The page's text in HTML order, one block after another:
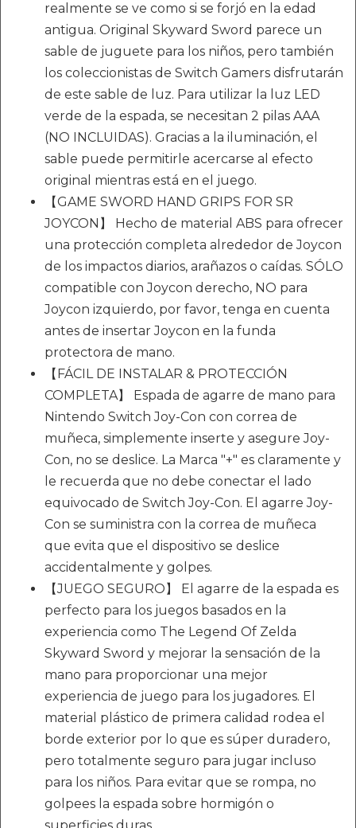
realmente se ve como si se forjó en la edad
antigua. Original Skyward Sword parece un
sable de juguete para los niños, pero también
los coleccionistas de Switch Gamers disfrutarán
de este sable de luz. Para utilizar la luz LED
verde de la espada, se necesitan 2 pilas AAA
(NO INCLUIDAS). Gracias a la iluminación, el
sable puede permitirle acercarse al efecto
original mientras está en el juego.
【GAME SWORD HAND GRIPS FOR SR
JOYCON】 Hecho de material ABS para ofrecer
una protección completa alrededor de Joycon
de los impactos diarios, arañazos o caídas. SÓLO
compatible con Joycon derecho, NO para
Joycon izquierdo, por favor, tenga en cuenta
antes de insertar Joycon en la funda
protectora de mano.
【FÁCIL DE INSTALAR & PROTECCIÓN
COMPLETA】 Espada de agarre de mano para
Nintendo Switch Joy-Con con correa de
muñeca, simplemente inserte y asegure Joy-
Con, no se deslice. La Marca "+" es claramente y
le recuerda que no debe conectar el lado
equivocado de Switch Joy-Con. El agarre Joy-
Con se suministra con la correa de muñeca
que evita que el dispositivo se deslice
accidentalmente y golpes.
【JUEGO SEGURO】 El agarre de la espada es
perfecto para los juegos basados en la
experiencia como The Legend Of Zelda
Skyward Sword y mejorar la sensación de la
mano para proporcionar una mejor
experiencia de juego para los jugadores. El
material plástico de primera calidad rodea el
borde exterior por lo que es súper duradero,
pero totalmente seguro para jugar incluso
para los niños. Para evitar que se rompa, no
golpees la espada sobre hormigón o